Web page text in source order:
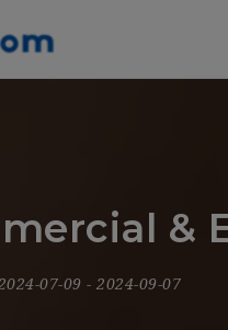
&
07-09 - 2024-09-07